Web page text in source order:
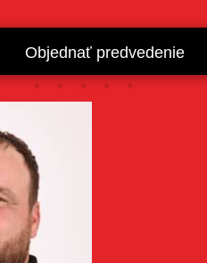
Objednať predvedenie